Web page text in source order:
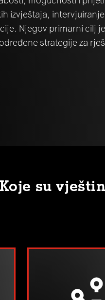
izvještaja,
Njegov primarni cilj
strategije za
Koje su